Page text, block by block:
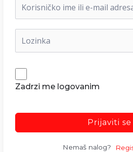
Zadrzi me logovanim
Prijaviti se
Nemaš nalog?